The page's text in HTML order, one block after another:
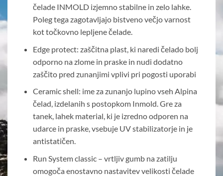
čelade INMOLD izjemno stabilne in zelo lahke.
Poleg tega zagotavljajo bistveno večjo varnost
kot točkovno lepljene čelade.
Edge protect: zaščitna plast, ki naredi čelado bolj
odporno na zlome in praske in nudi dodatno
zaščito pred zunanjimi vplivi pri pogosti uporabi
Ceramic shell: ime za zunanjo lupino vseh Alpina
čelad, izdelanih s postopkom Inmold. Gre za
tanek, lahek material, ki je izredno odporen na
udarce in praske, vsebuje UV stabilizatorje in je
antistatičen.
Run System classic – vrtljiv gumb na zatilju
omogoča enostavno nastavitev velikosti čelade